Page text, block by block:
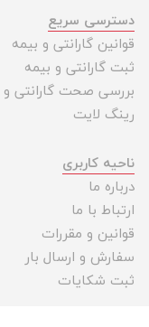
لیست
قیمت
بله
دسترسی سریع
قوانین گارانتی و بیمه
ثبت گارانتی و بیمه
بررسی صحت گارانتی و
رینگ لایت
ناحیه کاربری
درباره ما
ارتباط با ما
قوانین و مقررات
سفارش و ارسال بار
ثبت شکایات